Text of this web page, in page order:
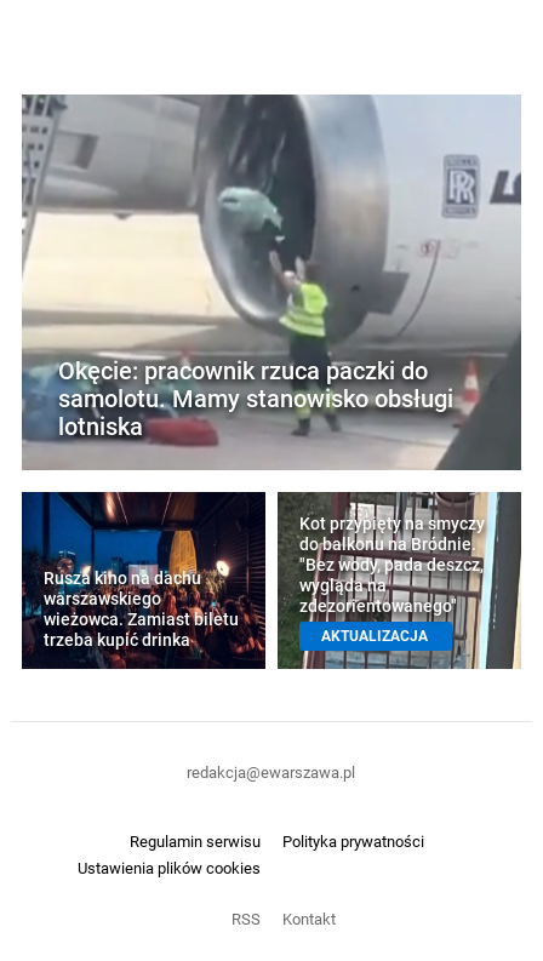
Okęcie: pracownik rzuca paczki do
samolotu. Mamy stanowisko obsługi
lotniska
Rusza kino na dachu
warszawskiego
wieżowca. Zamiast biletu
trzeba kupić drinka
Kot przypięty na smyczy
do balkonu na Bródnie.
"Bez wody, pada deszcz,
wygląda na
zdezorientowanego"
AKTUALIZACJA
Regulamin serwisu
Polityka prywatności
Ustawienia plików cookies
RSS Kontakt
redakcja@ewarszawa.pl